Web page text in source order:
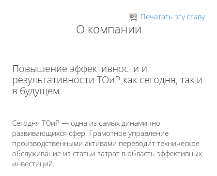
Печатать эту главу
О компании
Повышение эффективности и
результативности ТОиР как сегодня, так и
в будущем
Сегодня ТОиР — одна из самых динамично
развивающихся сфер. Грамотное управление
производственными активами переводит техническое
обслуживание из статьи затрат в область эффективных
инвестиций.